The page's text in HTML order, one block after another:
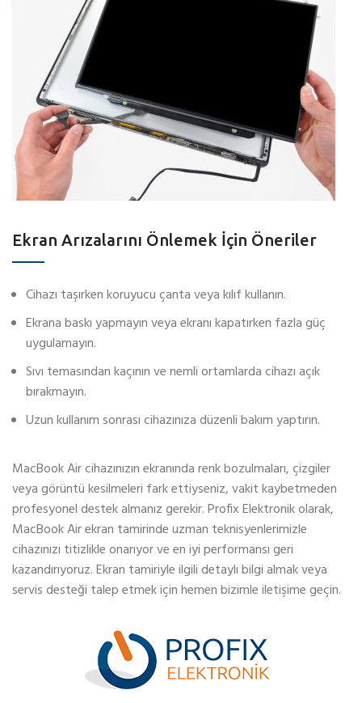
Ekran Arızalarını Önlemek İçin Öneriler
Cihazı taşırken koruyucu çanta veya kılıf kullanın.
Ekrana baskı yapmayın veya ekranı kapatırken fazla güç
uygulamayın.
Sıvı temasından kaçının ve nemli ortamlarda cihazı açık
bırakmayın.
Uzun kullanım sonrası cihazınıza düzenli bakım yaptırın.
MacBook Air cihazınızın ekranında renk bozulmaları, çizgiler
veya görüntü kesilmeleri fark ettiyseniz, vakit kaybetmeden
profesyonel destek almanız gerekir. Profix Elektronik olarak,
MacBook Air ekran tamirinde uzman teknisyenlerimizle
cihazınızı titizlikle onarıyor ve en iyi performansı geri
kazandırıyoruz. Ekran tamiriyle ilgili detaylı bilgi almak veya
servis desteği talep etmek için hemen bizimle iletişime geçin.